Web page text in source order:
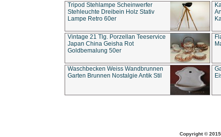
Tripod Stehlampe Scheinwerfer
Stehleuchte Dreibein Holz Stativ
Lampe Retro 60er
Vintage 21 Tlg. Porzellan Teeservice
Japan China Geisha Rot
Goldbemalung 50er
Waschbecken Weiss Wandbrunnen
Garten Brunnen Nostalgie Antik Stil
Copyright ©